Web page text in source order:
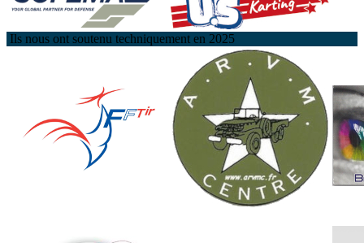
Ils nous ont soutenu techniquement en 2025